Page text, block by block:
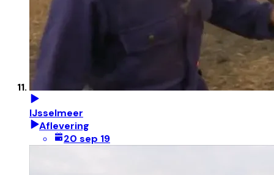
IJsselmeer
Aflevering
20 sep 19